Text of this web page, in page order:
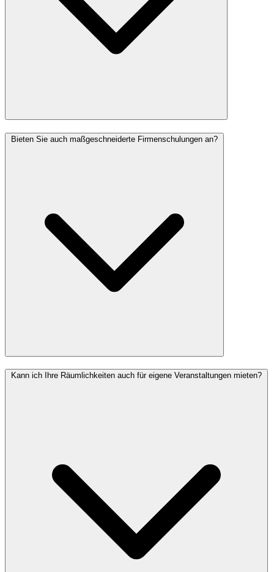
Bieten Sie auch maßgeschneiderte Firmenschulungen an?
Kann ich Ihre Räumlichkeiten auch für eigene Veranstaltungen mieten?